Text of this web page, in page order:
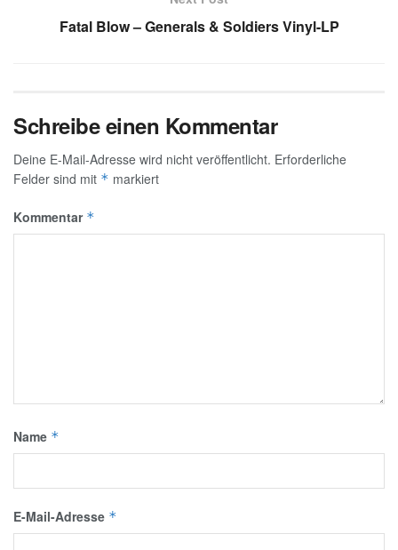
Fatal Blow – Generals & Soldiers Vinyl-LP
Schreibe einen Kommentar
Deine E-Mail-Adresse wird nicht veröffentlicht. Erforderliche
Felder sind mit * markiert
Kommentar *
Name *
E-Mail-Adresse *